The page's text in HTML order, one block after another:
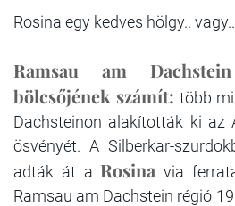
Rosina egy kedves hölgy..
Ramsau am
bölcsőjének számít: több
Dachsteinon alakították ki az
ösvényét. A Silberkar-
adták át a Rosina via
Ramsau am Dachstein régió